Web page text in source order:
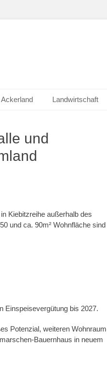
Ackerland Landwirtschaft
und
Kiebitzreihe außerhalb des
und ca. 90m² Wohnfläche sind
Einspeisevergütung bis 2027.
Potenzial, weiteren Wohnraum
Bauernhaus in neuem